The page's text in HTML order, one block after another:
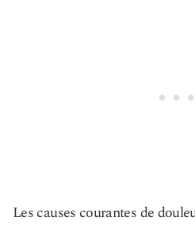
Les causes courantes de